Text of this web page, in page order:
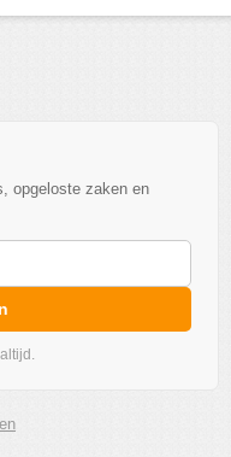
opgeloste zaken en